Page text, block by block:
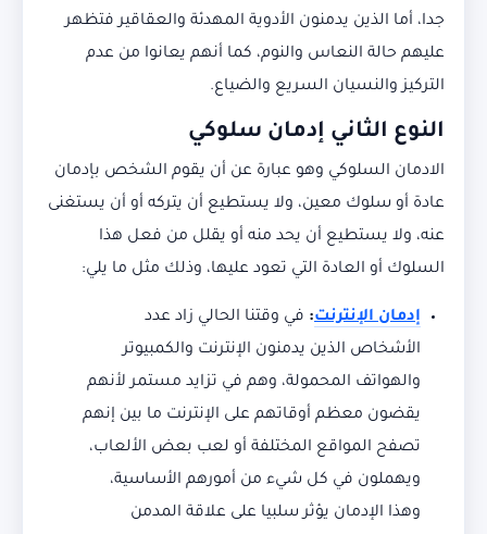
جدا، أما الذين يدمنون الأدوية المهدئة والعقاقير فتظهر
عليهم حالة النعاس والنوم، كما أنهم يعانوا من عدم
التركيز والنسيان السريع والضياع.
النوع الثاني إدمان سلوكي
الادمان السلوكي وهو عبارة عن أن يقوم الشخص بإدمان
عادة أو سلوك معين، ولا يستطيع أن يتركه أو أن يستغنى
عنه، ولا يستطيع أن يحد منه أو يقلل من فعل هذا
السلوك أو العادة التي تعود عليها، وذلك مثل ما يلي:
إدمان الإنترنت: في وقتنا الحالي زاد عدد
الأشخاص الذين يدمنون الإنترنت والكمبيوتر
والهواتف المحمولة، وهم في تزايد مستمر لأنهم
يقضون معظم أوقاتهم على الإنترنت ما بين إنهم
تصفح المواقع المختلفة أو لعب بعض الألعاب،
ويهملون في كل شيء من أمورهم الأساسية،
وهذا الإدمان يؤثر سلبيا على علاقة المدمن